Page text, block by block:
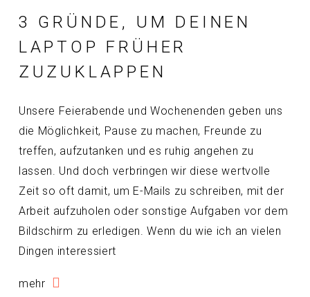
3 GRÜNDE, UM DEINEN
LAPTOP FRÜHER
ZUZUKLAPPEN
Unsere Feierabende und Wochenenden geben uns
die Möglichkeit, Pause zu machen, Freunde zu
treffen, aufzutanken und es ruhig angehen zu
lassen. Und doch verbringen wir diese wertvolle
Zeit so oft damit, um E-Mails zu schreiben, mit der
Arbeit aufzuholen oder sonstige Aufgaben vor dem
Bildschirm zu erledigen. Wenn du wie ich an vielen
Dingen interessiert
mehr